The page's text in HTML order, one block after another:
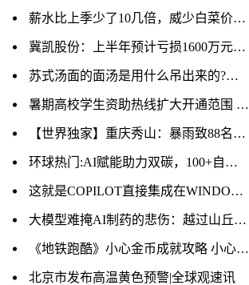
薪水比上季少了10几倍，威少白菜价留快船冲冠，也给自己留了一手_当前快讯
冀凯股份：上半年预计亏损1600万元–2100万元|世界微速讯
苏式汤面的面汤是用什么吊出来的?要加香料吗?
暑期高校学生资助热线扩大开通范围 为学生和家长答疑解惑
【世界独家】重庆秀山：暴雨致88名村民被困 已连夜转移无人员受伤
环球热门:AI赋能助力双碳，100+自主知识产权打造国内第一个“引领级”超高能效无人值守冷站
这就是COPILOT直接集成在WINDOWS中的工作原理
大模型难掩AI制药的悲伤：越过山丘，无人等候_天天热文
《地铁跑酷》小心金币成就攻略 小心金币获取25万方法-全球动态
北京市发布高温黄色预警|全球观速讯